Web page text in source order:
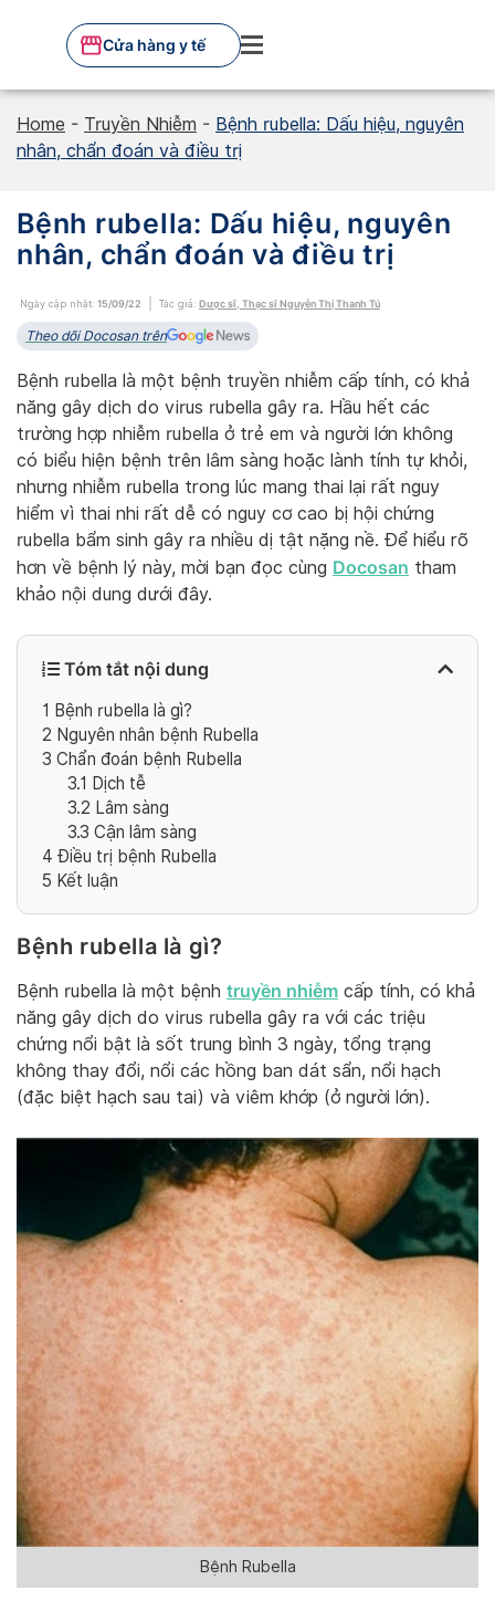
Cửa hàng y tế
Home - Truyền Nhiễm - Bệnh rubella: Dấu hiệu, nguyên
nhân, chẩn đoán và điều trị
Bệnh rubella: Dấu hiệu, nguyên
nhân, chẩn đoán và điều trị
Ngày cập nhật: 15/09/22 Tác giả: Dược sĩ, Thạc sĩ Nguyễn Thị Thanh Tú
Theo dõi Docosan trên
Bệnh rubella là một bệnh truyền nhiễm cấp tính, có khả
năng gây dịch do virus rubella gây ra. Hầu hết các
trường hợp nhiễm rubella ở trẻ em và người lớn không
có biểu hiện bệnh trên lâm sàng hoặc lành tính tự khỏi,
nhưng nhiễm rubella trong lúc mang thai lại rất nguy
hiểm vì thai nhi rất dễ có nguy cơ cao bị hội chứng
rubella bẩm sinh gây ra nhiều dị tật nặng nề. Để hiểu rõ
hơn về bệnh lý này, mời bạn đọc cùng Docosan tham
khảo nội dung dưới đây.
Tóm tắt nội dung
1 Bệnh rubella là gì?
2 Nguyên nhân bệnh Rubella
3 Chẩn đoán bệnh Rubella
3.1 Dịch tễ
3.2 Lâm sàng
3.3 Cận lâm sàng
4 Điều trị bệnh Rubella
5 Kết luận
Bệnh rubella là gì?
Bệnh rubella là một bệnh truyền nhiễm cấp tính, có khả
năng gây dịch do virus rubella gây ra với các triệu
chứng nổi bật là sốt trung bình 3 ngày, tổng trạng
không thay đổi, nổi các hồng ban dát sẩn, nổi hạch
(đặc biệt hạch sau tai) và viêm khớp (ở người lớn).
Bệnh Rubella